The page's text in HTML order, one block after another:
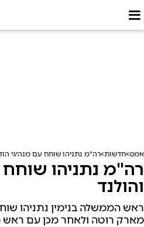
אמס חדשות רה"מ נתניהו שוחח עם מנהיגי
רה"מ נתניהו שוחח
והולנד
ראש הממשלה בנימין נתניהו
מארק רוטה ולאחר מכן עם ראש